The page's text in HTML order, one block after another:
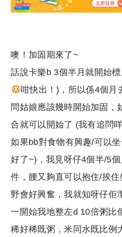
噢！加固期來了~
話說卡樂b 3個半月就開始
咁快出！)，所以係4個月
問姑娘應該幾時開始加固，
合就可以開始了 (我有追問
如果bb對食物有興趣/可以
好了~)，我見呀仔4個半/5
件，腰又夠直可以抱住/挨
野會好興奮，我就知呀仔佢
一開始我地整左d 10倍粥比
稀好稀既粥，米同水既比例